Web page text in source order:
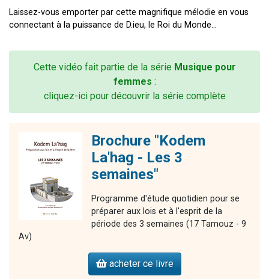
Laissez-vous emporter par cette magnifique mélodie en vous
connectant à la puissance de D.ieu, le Roi du Monde...
Cette vidéo fait partie de la série Musique pour
femmes :
cliquez-ici pour découvrir la série complète
Brochure "Kodem
La'hag - Les 3
semaines"
Programme d'étude quotidien pour se
préparer aux lois et à l'esprit de la
période des 3 semaines (17 Tamouz - 9
Av)
acheter ce livre